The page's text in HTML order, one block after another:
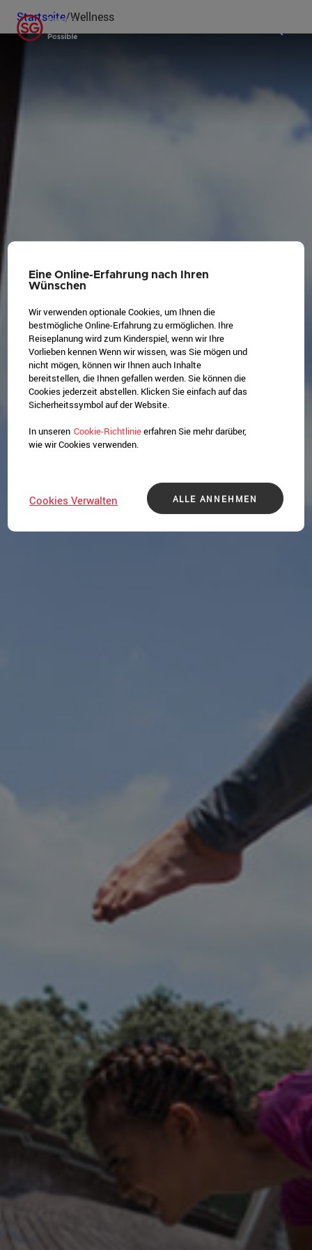
Startseite/Wellness
Eine Online-Erfahrung nach Ihren
Wünschen
Wir verwenden optionale Cookies, um Ihnen die
bestmögliche Online-Erfahrung zu ermöglichen. Ihre
Reiseplanung wird zum Kinderspiel, wenn wir Ihre
Vorlieben kennen Wenn wir wissen, was Sie mögen und
nicht mögen, können wir Ihnen auch Inhalte
bereitstellen, die Ihnen gefallen werden. Sie können die
Cookies jederzeit abstellen. Klicken Sie einfach auf das
Sicherheitssymbol auf der Website.
In unseren Cookie-Richtlinieerfahren Sie mehr darüber,
wie wir Cookies verwenden.
ALLE ANNEHMEN
Cookies Verwalten